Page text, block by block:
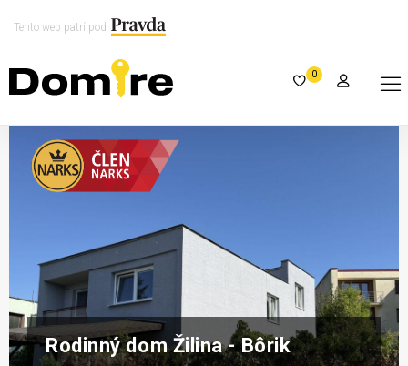
Tento web patrí pod
0
Rodinný dom Žilina - Bôrik